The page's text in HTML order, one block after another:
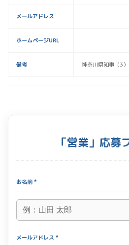
メールアドレス
ホームページURL
備考 神奈川県知事（3
「営業」応募
お名前 *
メールアドレス *